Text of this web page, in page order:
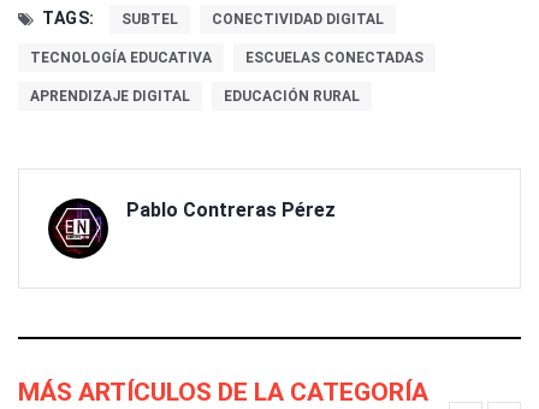
TAGS: SUBTEL CONECTIVIDAD DIGITAL
TECNOLOGÍA EDUCATIVA ESCUELAS CONECTADAS
APRENDIZAJE DIGITAL EDUCACIÓN RURAL
Pablo Contreras Pérez
MÁS ARTÍCULOS DE LA CATEGORÍA